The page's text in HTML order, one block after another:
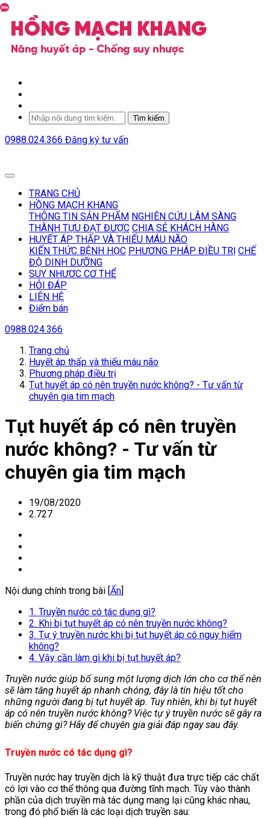
Tìm kiếm
0988.024.366 Đăng ký tư vấn
TRANG CHỦ
HỒNG MẠCH KHANG
THÔNG TIN SẢN PHẨM NGHIÊN CỨU LÂM SÀNG
THÀNH TỰU ĐẠT ĐƯỢC CHIA SẺ KHÁCH HÀNG
HUYẾT ÁP THẤP VÀ THIẾU MÁU NÃO
KIẾN THỨC BỆNH HỌC PHƯƠNG PHÁP ĐIỀU TRỊ CHẾ
ĐỘ DINH DƯỠNG
SUY NHƯƠC CƠ THỂ
HỎI ĐÁP
LIÊN HỆ
Điểm bán
0988.024.366
Trang chủ
Huyết áp thấp và thiếu máu não
Phương pháp điều trị
Tụt huyết áp có nên truyền nước không? - Tư vấn từ
chuyên gia tim mạch
Tụt huyết áp có nên truyền
nước không? - Tư vấn từ
chuyên gia tim mạch
19/08/2020
2.727
Nội dung chính trong bài [Ẩn]
1. Truyền nước có tác dụng gì?
2. Khi bị tụt huyết áp có nên truyền nước không?
3. Tự ý truyền nước khi bị tụt huyết áp có nguy hiểm
không?
4. Vậy cần làm gì khi bị tụt huyết áp?
Truyền nước giúp bổ sung một lượng dịch lớn cho cơ thể nên
sẽ làm tăng huyết áp nhanh chóng, đây là tín hiệu tốt cho
những người đang bị tụt huyết áp. Tuy nhiên, khi bị tụt huyết
áp có nên truyền nước không? Việc tự ý truyền nước sẽ gây ra
biến chứng gì? Hãy để chuyên gia giải đáp ngay sau đây.
Truyền nước có tác dụng gì?
Truyền nước hay truyền dịch là kỹ thuật đưa trực tiếp các chất
có lợi vào cơ thể thông qua đường tĩnh mạch. Tùy vào thành
phần của dịch truyền mà tác dụng mang lại cũng khác nhau,
trong đó phổ biến là các loại dịch truyền sau: